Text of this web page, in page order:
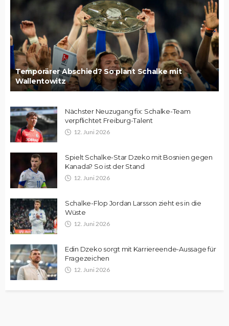
Temporärer Abschied? So plant Schalke mit
Wallentowitz
Nächster Neuzugang fix: Schalke-Team
verpflichtet Freiburg-Talent
12. Juni 2026
Spielt Schalke-Star Dzeko mit Bosnien gegen
Kanada? So ist der Stand
12. Juni 2026
Schalke-Flop Jordan Larsson zieht es in die
Wüste
12. Juni 2026
Edin Dzeko sorgt mit Karriereende-Aussage für
Fragezeichen
12. Juni 2026